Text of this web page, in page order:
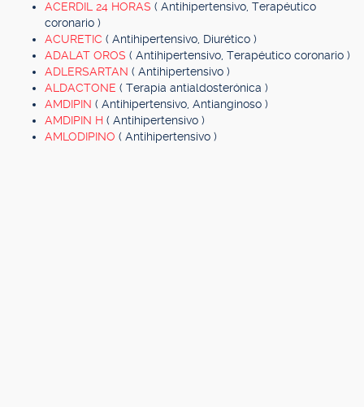
ACERDIL 24 HORAS ( Antihipertensivo, Terapéutico
coronario )
ACURETIC ( Antihipertensivo, Diurético )
ADALAT OROS ( Antihipertensivo, Terapéutico coronario )
ADLERSARTAN ( Antihipertensivo )
ALDACTONE ( Terapia antialdosterónica )
AMDIPIN ( Antihipertensivo, Antianginoso )
AMDIPIN H ( Antihipertensivo )
AMLODIPINO ( Antihipertensivo )